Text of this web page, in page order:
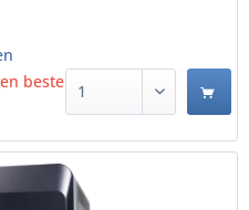
Type-B, Serielle
bestellt werden.